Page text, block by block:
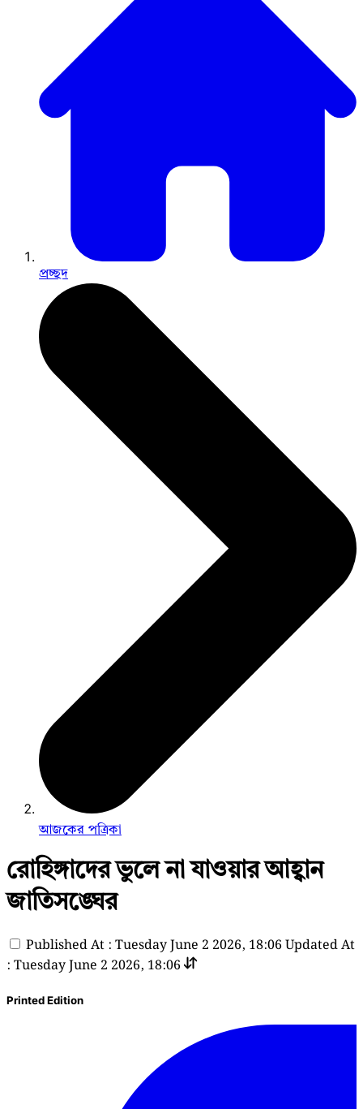
প্রচ্ছদ
আজকের পত্রিকা
রোহিঙ্গাদের ভুলে না যাওয়ার আহ্বান
জাতিসঙ্ঘের
Published At : Tuesday June 2 2026, 18:06 Updated At
: Tuesday June 2 2026, 18:06
Printed Edition